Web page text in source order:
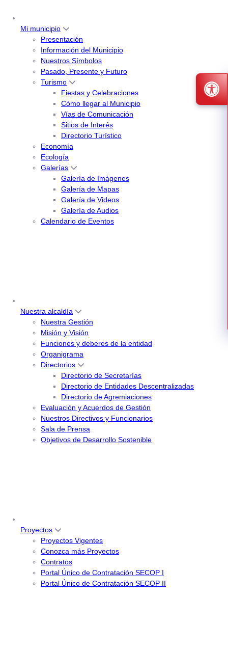
Mi municipio
Presentación
Información del Municipio
Nuestros Símbolos
Pasado, Presente y Futuro
Turismo
Fiestas y Celebraciones
Cómo llegar al Municipio
Vías de Comunicación
Sitios de Interés
Directorio Turístico
Economía
Ecología
Galerías
Galería de Imágenes
Galería de Mapas
Galería de Videos
Galería de Audios
Calendario de Eventos
Nuestra alcaldía
Nuestra Gestión
Misión y Visión
Funciones y deberes de la entidad
Organigrama
Directorios
Directorio de Secretarías
Directorio de Entidades Descentralizadas
Directorio de Agremiaciones
Evaluación y Acuerdos de Gestión
Nuestros Directivos y Funcionarios
Sala de Prensa
Objetivos de Desarrollo Sostenible
Proyectos
Proyectos Vigentes
Conozca más Proyectos
Contratos
Portal Único de Contratación SECOP I
Portal Único de Contratación SECOP II